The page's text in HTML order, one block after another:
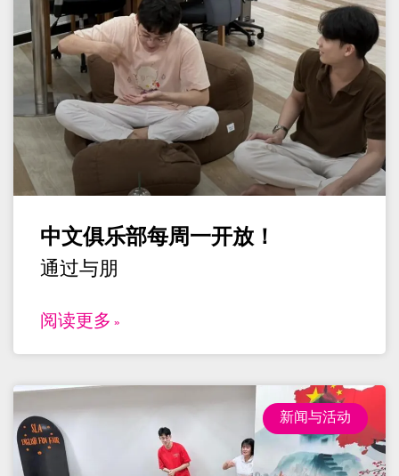
中文俱乐部每周一开放！
通过与朋
阅读更多 »
新闻与活动